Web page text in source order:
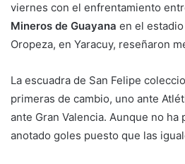
viernes con el enfrentamiento
Mineros de Guayana en el
Oropeza, en Yaracuy, reseñaron
La escuadra de San Felipe
primeras de cambio, uno ante
ante Gran Valencia. Aunque no ha
anotado goles puesto que las